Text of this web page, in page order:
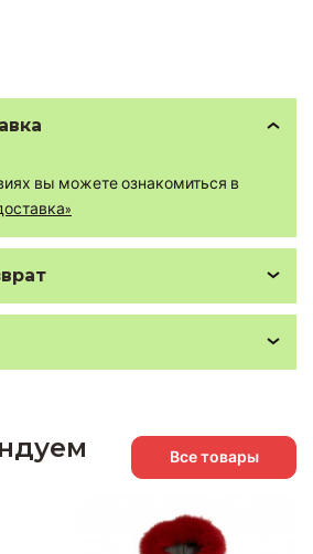
вы можете ознакомиться в
Все товары